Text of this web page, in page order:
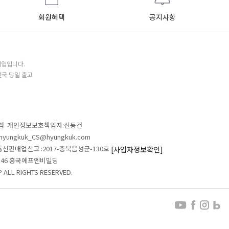
회원혜택 공지사항
입니다.
당일 출고
개인정보보호책임자:신동건
판매업신고 :2017-충북음성군-130호 [사업자정보확인]
흥국에프엔비빌딩
RIGHTS RESERVED.